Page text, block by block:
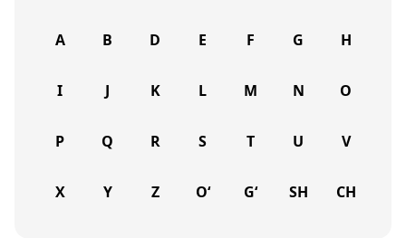
A B D E F G H
I J K L M N O
P Q R S T U V
X Y Z O‘ G‘ SH CH